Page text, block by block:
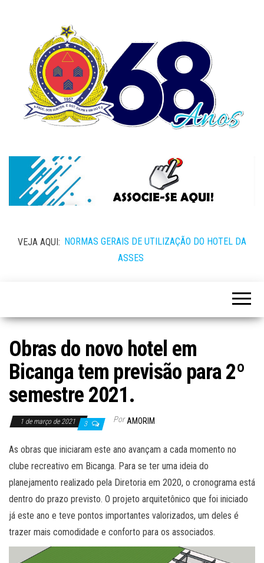
VEJA AQUI: NORMAS GERAIS DE UTILIZAÇÃO DO HOTEL DA
ASSES
Obras do novo hotel em
Bicanga tem previsão para 2º
semestre 2021.
1 de março de 2021 3 Por AMORIM
As obras que iniciaram este ano avançam a cada momento no
clube recreativo em Bicanga. Para se ter uma ideia do
planejamento realizado pela Diretoria em 2020, o cronograma está
dentro do prazo previsto. O projeto arquitetônico que foi iniciado
já este ano e teve pontos importantes valorizados, um deles é
trazer mais comodidade e conforto para os associados.